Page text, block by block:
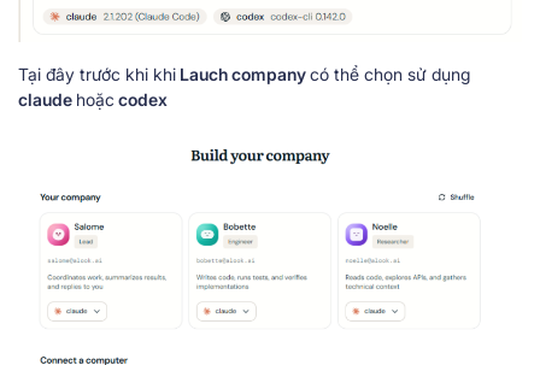
Tại đây trước khi khi Lauch companycó thể chọn sử dụng
claude hoặc codex